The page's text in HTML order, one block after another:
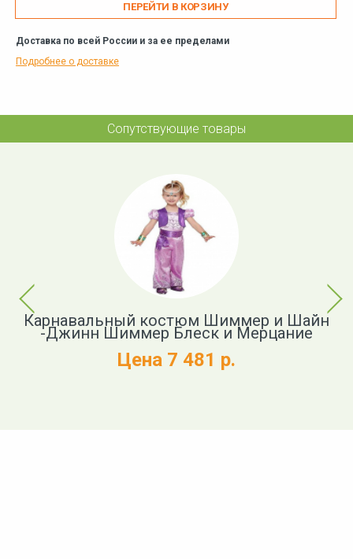
ПЕРЕЙТИ В КОРЗИНУ
Доставка по всей России и за ее пределами
Подробнее о доставке
Сопутствующие товары
Previous
Карнавальный костюм Шиммер и Шайн
-Джинн Шиммер Блеск и Мерцание
Цена 7 481 р.
Next